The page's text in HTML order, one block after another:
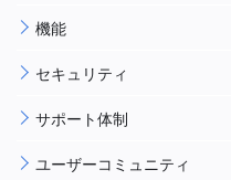
機能
セキュリティ
サポート体制
ユーザーコミュニティ